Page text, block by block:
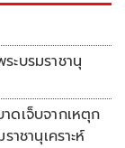
ะบรมราชานุ
ดเจ็บจากเหตุก
าชานุเคราะห์